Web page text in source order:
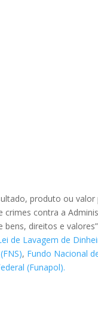
produto ou
contra a
bens, direitos e
de Lavagem de
, Fundo Nacional
(Funapol).